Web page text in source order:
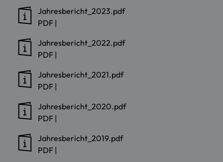
Jahresbericht_2023.pdf
PDF |
Jahresbericht_2022.pdf
PDF |
Jahresbericht_2021.pdf
PDF |
Jahresbericht_2020.pdf
PDF |
Jahresbericht_2019.pdf
PDF |